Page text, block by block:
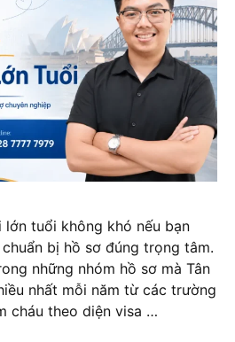
lớn tuổi không khó nếu bạn
bị hồ sơ đúng trọng tâm.
những nhóm hồ sơ mà Tân
nhất mỗi năm từ các trường
cháu theo diện visa …